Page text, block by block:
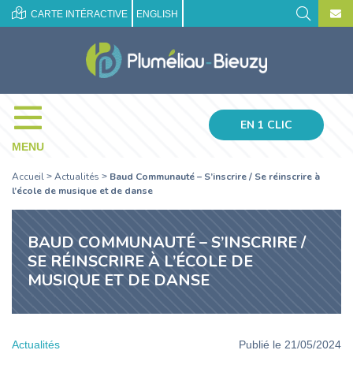
CARTE INTÉRACTIVE ENGLISH
MENU
EN 1 CLIC
Accueil > Actualités > Baud Communauté – S’inscrire / Se réinscrire à
l’école de musique et de danse
BAUD COMMUNAUTÉ – S’INSCRIRE /
SE RÉINSCRIRE À L’ÉCOLE DE
MUSIQUE ET DE DANSE
Actualités Publié le 21/05/2024